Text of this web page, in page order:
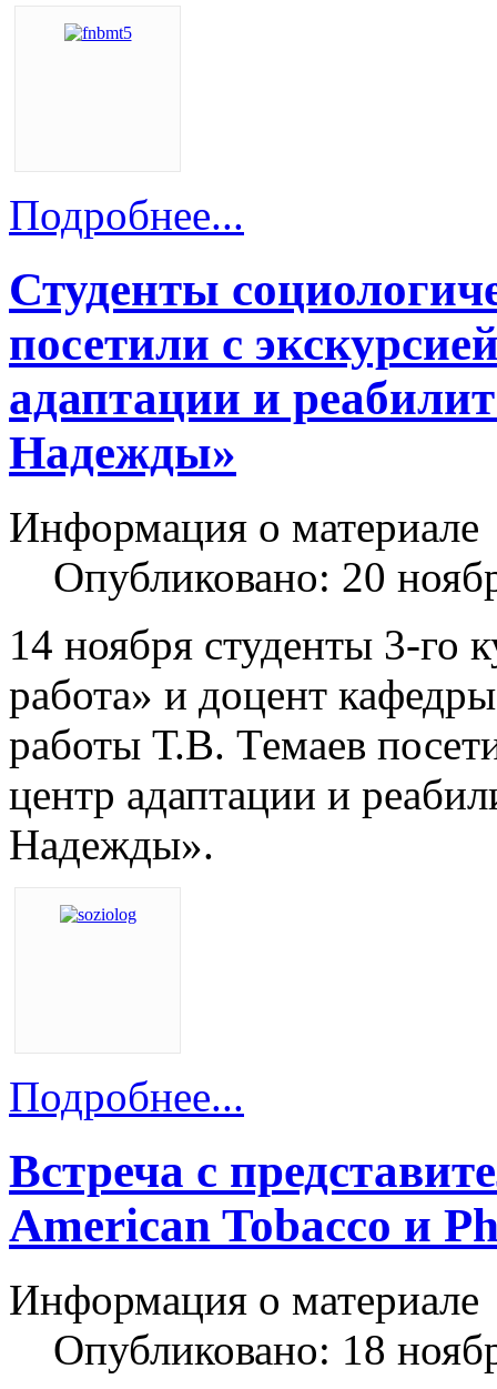
Подробнее...
Студенты
посетили с
адаптации и
Надежды»
Информация о материале
Опубликовано: 20
14 ноября студенты 3-го
работа» и доцент
работы Т.В. Темаев
центр адаптации и
Надежды».
Подробнее...
Встреча с
American Tobacco и
Информация о материале
Опубликовано: 18